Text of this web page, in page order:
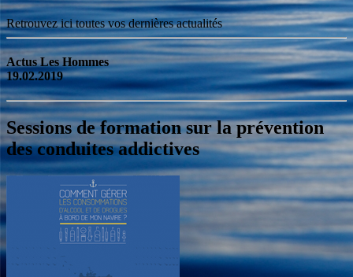
Retrouvez ici toutes vos dernières actualités
Actus Les Hommes
19.02.2019
Sessions de formation sur la prévention
des conduites addictives